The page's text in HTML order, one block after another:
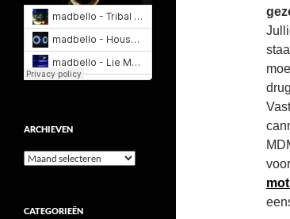
ARCHIEVEN
Archieven
CATEGORIEËN